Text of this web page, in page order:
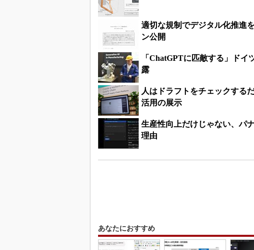
適切な規制でデジタル化推進
ン公開
「ChatGPTに匹敵する」ド
露
人はドラフトをチェックする
活用の展示
生産性向上だけじゃない、パ
理由
あなたにおすすめ